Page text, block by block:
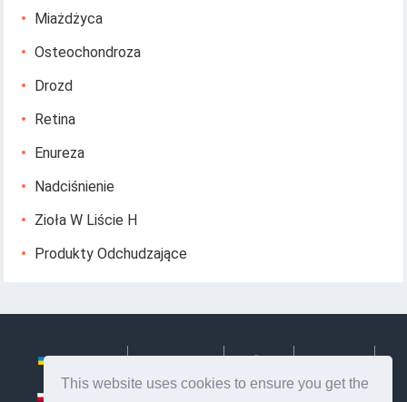
This website uses cookies to ensure you get the
Miażdżyca
Osteochondroza
Drozd
Retina
Enureza
Nadciśnienie
Zioła W Liście H
Produkty Odchudzające